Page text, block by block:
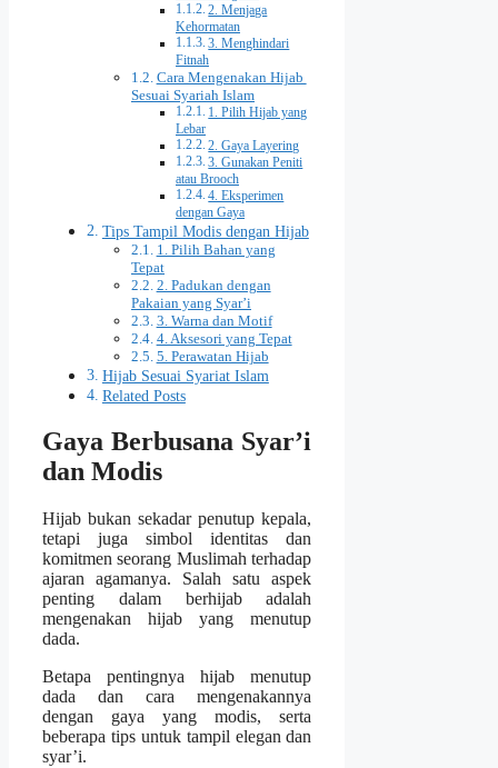
2. Menjaga
Kehormatan
3. Menghindari
Fitnah
Cara Mengenakan Hijab
Sesuai Syariah Islam
1. Pilih Hijab yang
Lebar
2. Gaya Layering
3. Gunakan Peniti
atau Brooch
4. Eksperimen
dengan Gaya
Tips Tampil Modis dengan Hijab
1. Pilih Bahan yang
Tepat
2. Padukan dengan
Pakaian yang Syar’i
3. Warna dan Motif
4. Aksesori yang Tepat
5. Perawatan Hijab
Hijab Sesuai Syariat Islam
Related Posts
Gaya Berbusana Syar’i
dan Modis
Hijab bukan sekadar penutup kepala,
tetapi juga simbol identitas dan
komitmen seorang Muslimah terhadap
ajaran agamanya. Salah satu aspek
penting dalam berhijab adalah
mengenakan hijab yang menutup
dada.
Betapa pentingnya hijab menutup
dada dan cara mengenakannya
dengan gaya yang modis, serta
beberapa tips untuk tampil elegan dan
syar’i.